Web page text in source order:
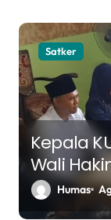
Satker
Kepala
Wali
Menuju
Humas